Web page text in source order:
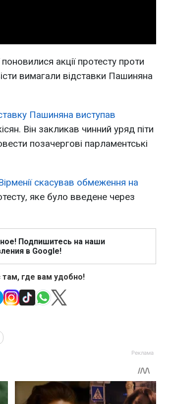
акції протесту проти
вимагали відставки Пашиняна
Пашиняна виступав
Він закликав чинний уряд піти
позачергові парламентські
скасував обмеження на
яке було введене через
Подпишитесь на наши
в Google!
там, где вам удобно!